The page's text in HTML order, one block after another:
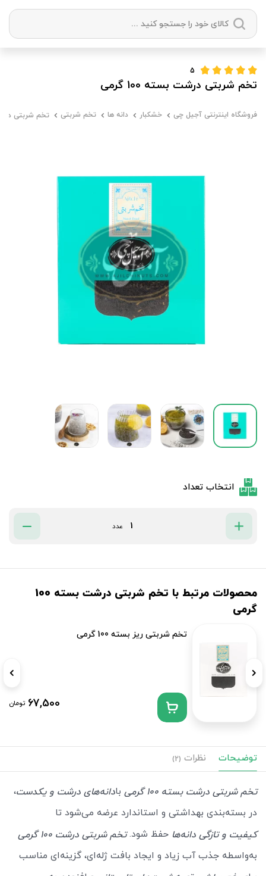
دسته بندی ها
آجیل میوه خشک زعفران
فروشگاه اینترنتی آجیل چی خشکبار دانه ها تخم شربتی تخم شربتی درشت
5
تخم شربتی درشت بسته 100 گرمی
انتخاب تعداد
عدد
محصولات مرتبط با تخم شربتی درشت بسته 100
گرمی
تخم شربتی ریز بسته 100 گرمی
67,500 تومان
توضیحات نظرات (2)
تخم شربتی درشت بسته 100 گرمی بادانه‌های درشت و یکدست،
در بسته‌بندی بهداشتی و استاندارد عرضه می‌شود تا
کیفیت و تازگی دانه‌ها حفظ شود.تخم شربتی درشت ۱۰۰ گرمی
به‌واسطه جذب آب زیاد و ایجاد بافت ژله‌ای، گزینه‌ای مناسب